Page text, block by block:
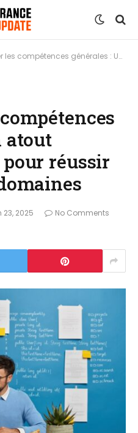
générales : Un atout indispensable pour réussir dans tous les domaines
atout
réussir
23, 2025
No Comments